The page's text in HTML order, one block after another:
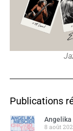
Publications
Angelika
8 août